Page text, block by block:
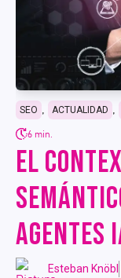
SEO ACTUALIDAD
6 min.
EL
AGENTES
Esteban Knöbl